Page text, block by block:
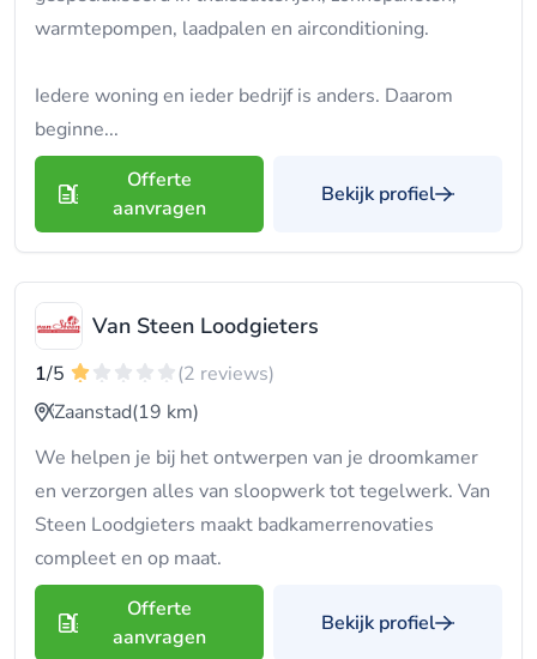
warmtepompen, laadpalen en airconditioning.
Iedere woning en ieder bedrijf is anders. Daarom
beginne...
Offerte
aanvragen
Bekijk profiel
Van Steen Loodgieters
1/5
(2 reviews)
Zaanstad(19 km)
We helpen je bij het ontwerpen van je droomkamer
en verzorgen alles van sloopwerk tot tegelwerk. Van
Steen Loodgieters maakt badkamerrenovaties
compleet en op maat.
Offerte
aanvragen
Bekijk profiel